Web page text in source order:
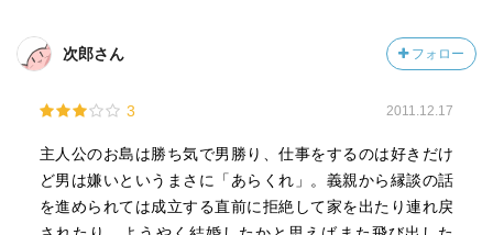
次郎さん フォロー
3 2011.12.17
主人公のお島は勝ち気で男勝り、仕事をするのは好きだけ
ど男は嫌いというまさに「あらくれ」。義親から縁談の話
を進められては成立する直前に拒絶して家を出たり連れ戻